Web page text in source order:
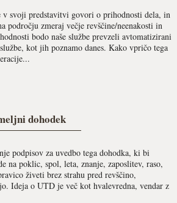
svoji predstavitvi govori o prihodnosti dela, in
področju zmeraj večje revščine/neenakosti in
bodo naše službe prevzeli avtomatizirani
kot jih poznamo danes. Kako vpričo tega
dohodek
podpisov za uvedbo tega dohodka, ki bi
na poklic, spol, leta, znanje, zaposlitev, raso,
živeti brez strahu pred revščino,
Ideja o UTD je več kot hvalevredna, vendar z